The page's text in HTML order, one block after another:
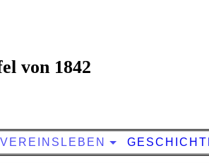
von 1842
VEREINSLEBEN